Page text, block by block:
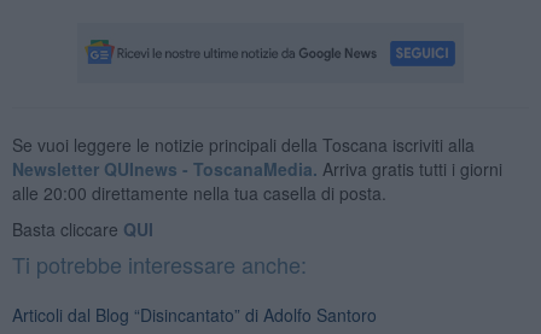
Se vuoi leggere le notizie principali della Toscana iscriviti alla
Newsletter QUInews - ToscanaMedia. Arriva gratis tutti i giorni
alle 20:00 direttamente nella tua casella di posta.
Basta cliccare QUI
Ti potrebbe interessare anche:
Articoli dal Blog “Disincantato” di Adolfo Santoro